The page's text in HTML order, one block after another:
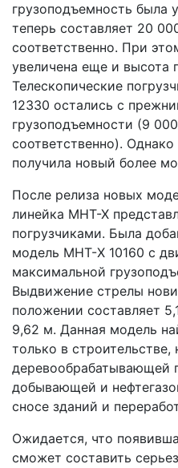
грузоподъемность была
теперь составляет 20
соответственно. При
увеличена еще и высота
Телескопические
12330 остались с
грузоподъемности (9
соответственно).
получила новый более
После релиза новых
линейка MHT-X
погрузчиками. Была
модель MHT-Х 10160 с
максимальной
Выдвижение стрелы
положении составляет
9,62 м. Данная модель
только в
деревообрабатывающей
добывающей и
сносе зданий и
Ожидается, что
сможет составить